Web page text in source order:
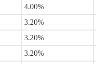
4.00%
3.20%
3.20%
3.20%